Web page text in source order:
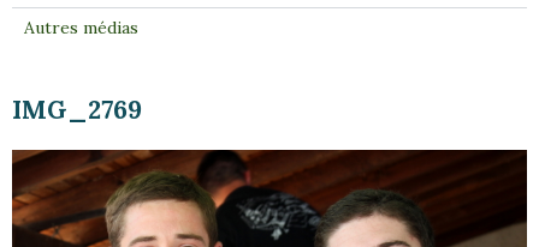
IMG_2769
Autres médias